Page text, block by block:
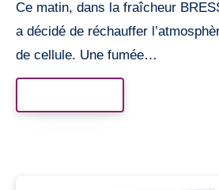
Ce matin, dans la fraîcheur BRESSANE, le détenu D.
a décidé de réchauffer
de cellule. Une fumée…